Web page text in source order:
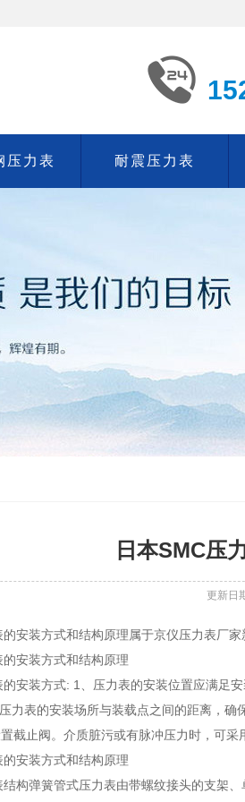
压力表 耐震压力表
日本SMC压
更新日
安装方式和结构原理属于京仪压力表厂家
的安装方式和结构原理
的安装方式: 1、压力表的安装位置应满足
力表的安装场所与装载点之间的距离，
截止阀。介质脏污或有脉冲压力时，可采
的安装方式和结构原理
结构弹簧管式压力表由带螺纹接头的支架